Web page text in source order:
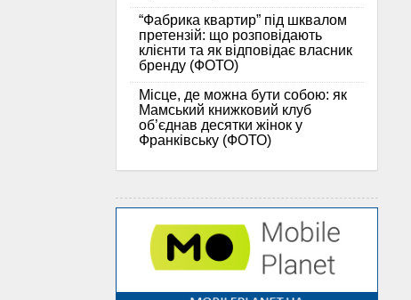
“Фабрика квартир” під шквалом
претензій: що розповідають
клієнти та як відповідає власник
бренду (ФОТО)
Місце, де можна бути собою: як
Мамський книжковий клуб
об’єднав десятки жінок у
Франківську (ФОТО)